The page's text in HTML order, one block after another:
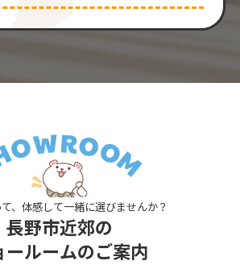
、体感して一緒に選びませんか？
長野市近郊の
ールームのご案内